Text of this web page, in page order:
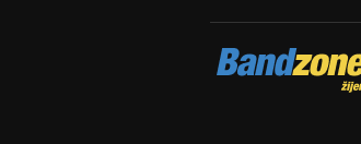
Bandzone.cz
žijeme hudbou